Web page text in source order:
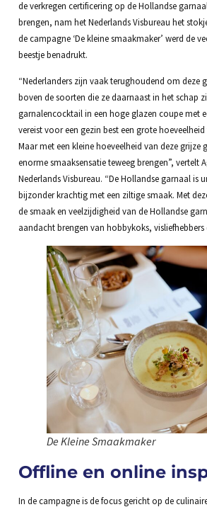
de verkregen certificering op de Hollandse
brengen, nam het Nederlands Visbureau het
de campagne ‘De kleine smaakmaker’ werd de
beestje benadrukt.
“Nederlanders zijn vaak terughoudend om deze
boven de soorten die ze daarnaast in het schap
garnalencocktail in een hoge glazen coupe met
vereist voor een gezin best een grote
Maar met een kleine hoeveelheid van deze grijze
enorme smaaksensatie teweeg brengen”, vertelt
Nederlands Visbureau. “De Hollandse garnaal is
bijzonder krachtig met een ziltige smaak. Met
de smaak en veelzijdigheid van de Hollandse
aandacht brengen van hobbykoks, visliefhebbers
De Kleine Smaakmaker
Offline en online
In de campagne is de focus gericht op de